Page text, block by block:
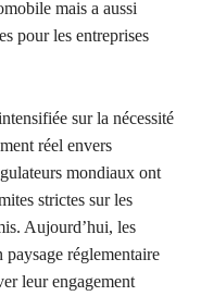
mais a aussi
pour les entreprises
sur la nécessité
réel envers
mondiaux ont
strictes sur les
Aujourd’hui, les
réglementaire
leur engagement